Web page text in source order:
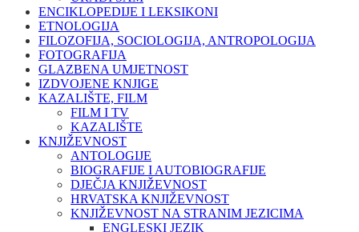
ENCIKLOPEDIJE I LEKSIKONI
ETNOLOGIJA
FILOZOFIJA, SOCIOLOGIJA, ANTROPOLOGIJA
FOTOGRAFIJA
GLAZBENA UMJETNOST
IZDVOJENE KNJIGE
KAZALIŠTE, FILM
FILM I TV
KAZALIŠTE
KNJIŽEVNOST
ANTOLOGIJE
BIOGRAFIJE I AUTOBIOGRAFIJE
DJEČJA KNJIŽEVNOST
HRVATSKA KNJIŽEVNOST
KNJIŽEVNOST NA STRANIM JEZICIMA
ENGLESKI JEZIK